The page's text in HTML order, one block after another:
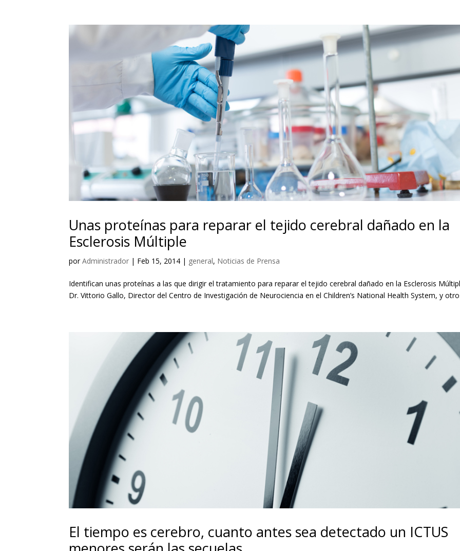
Unas proteínas para reparar el tejido cerebral dañado en la
Esclerosis Múltiple
porAdministrador | Feb 15, 2014 | general, Noticias de Prensa
Identifican unas proteínas a las que dirigir el tratamiento para reparar el tejido cerebral dañado en la Esclerosis
Dr. Vittorio Gallo, Director del Centro de Investigación de Neurociencia en el Children’s National Health System, y
El tiempo es cerebro, cuanto antes sea detectado un ICTUS